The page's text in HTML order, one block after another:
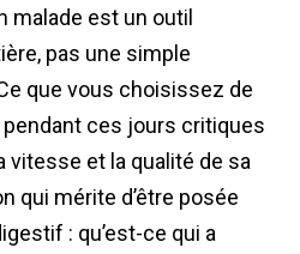
malade est un outil
pas une simple
que vous choisissez de
ces jours critiques
et la qualité de sa
qui mérite d’être posée
: qu’est-ce qui a